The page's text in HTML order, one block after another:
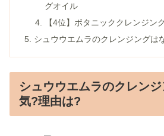
グオイル
【4位】ボタニッククレンジン
シュウウエムラのクレンジングは
シュウウエムラのクレン
気?理由は?